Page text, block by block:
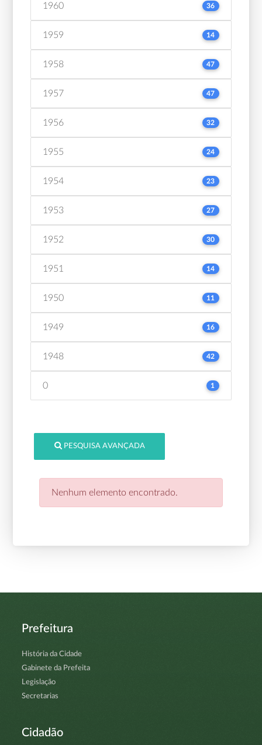
1960 36
1959 14
1958 47
1957 47
1956 32
1955 24
1954 23
1953 27
1952 30
1951 14
1950 11
1949 16
1948 42
0 1
PESQUISA AVANÇADA
Nenhum elemento encontrado.
Prefeitura
História da Cidade
Gabinete da Prefeita
Legislação
Secretarias
Cidadão